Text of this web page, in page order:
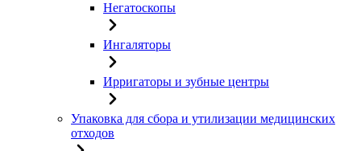
Негатоскопы
Ингаляторы
Ирригаторы и зубные центры
Упаковка для сбора и утилизации медицинских
отходов